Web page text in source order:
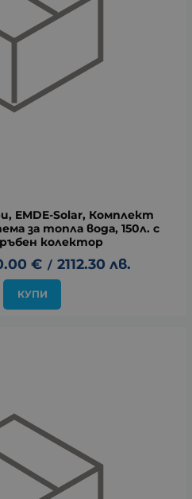
EMDE-Solar, Комплект
за топла вода, 150л. с
колектор
€ / 2112.30 лв.
КУПИ